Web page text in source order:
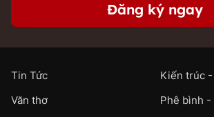
Đăng ký ngay
Tin Tức
Kiến trúc -
Văn thơ
Phê bình -